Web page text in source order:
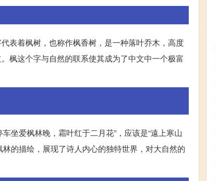
表着枫树，也称作枫香树，是一种落叶乔木，高度
枫这个字与自然的联系使其成为了中文中一个极富
坐爱枫林晚，霜叶红于二月花”，应该是“遠上寒山
的描绘，展现了诗人内心的独特世界，对大自然的